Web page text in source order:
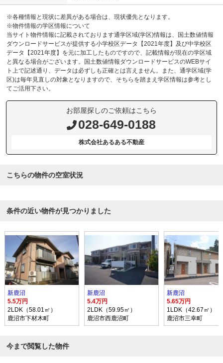
※各種情報と現状に差異がある場合は、現状優先となります。
※物件情報の学区情報について
当サイト物件情報に記載されております通学区域(学区)情報は、国土数値情報
ダウンロードサービスが提供する小学校区データ【2021年度】及び中学校区
データ【2021年度】を元に加工したものですので、記載情報が現在の学区域
と異なる場合がございます。国土数値情報ダウンロードサービスのWEBサイ
ト上で記述通り、データは必ずしも正確とは言えません。また、通学区域(学
区)は毎年見直しの対象となりますので、そちらを踏まえ学区情報は参考とし
てご活用下さい。
お部屋探しのご依頼はこちら
028-649-0188
株式会社あるある不動産
こちらの物件の空室状況
条件の近い物件が見つかりました
新鹿沼
5.5万円
2LDK（58.01㎡）
鹿沼市下材木町
新鹿沼
5.4万円
2LDK（59.95㎡）
鹿沼市西鹿沼町
新鹿沼
5.65万円
1LDK（42.67㎡）
鹿沼市三幸町
今まで閲覧した物件